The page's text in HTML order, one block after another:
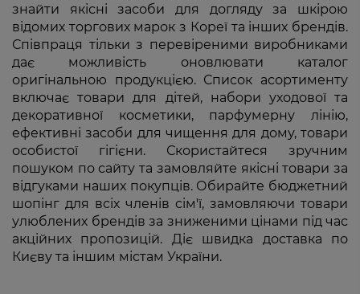
знайти якісні засоби для догляду за шкірою
відомих торгових марок з Кореї та інших брендів.
Співпраця тільки з перевіреними виробниками
дає можливість оновлювати каталог
оригінальною продукцією. Список асортименту
включає товари для дітей, набори уходової та
декоративної косметики, парфумерну лінію,
ефективні засоби для чищення для дому, товари
особистої гігієни. Скористайтеся зручним
пошуком по сайту та замовляйте якісні товари за
відгуками наших покупців. Обирайте бюджетний
шопінг для всіх членів сім'ї, замовляючи товари
улюблених брендів за зниженими цінами під час
акційних пропозицій. Діє швидка доставка по
Києву та іншим містам України.